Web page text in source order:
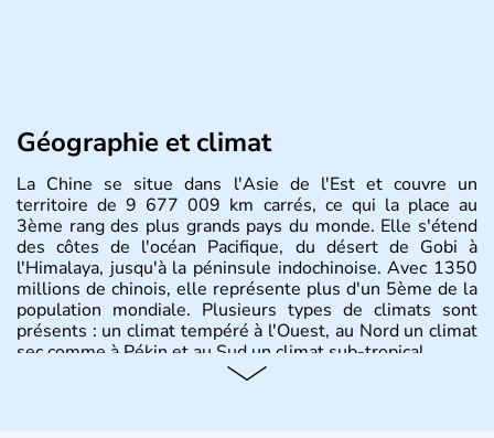
Géographie et climat
La Chine se situe dans l'Asie de l'Est et couvre un
territoire de 9 677 009 km carrés, ce qui la place au
3ème rang des plus grands pays du monde. Elle s'étend
des côtes de l'océan Pacifique, du désert de Gobi à
l'Himalaya, jusqu'à la péninsule indochinoise. Avec 1350
millions de chinois, elle représente plus d'un 5ème de la
population mondiale. Plusieurs types de climats sont
présents : un climat tempéré à l'Ouest, au Nord un climat
sec comme à Pékin et au Sud un climat sub-tropical.